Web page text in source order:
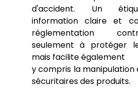
d'accident. Un
information claire et
réglementation
seulement à protéger
mais facilite également
y compris la
sécuritaires des produits.